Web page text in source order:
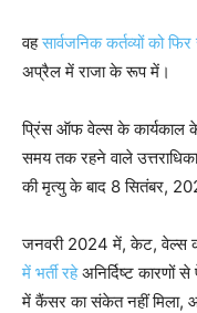
वहसार्वजनिक कर्तव्यों को
अप्रैल में राजा के रूप में।
प्रिंस ऑफ वेल्स के कार्यकाल
समय तक रहने वाले
की मृत्यु के बाद 8 सितंबर,
जनवरी 2024 में, केट, वेल्स
में भर्ती रहेअनिर्दिष्ट कारणों से
में कैंसर का संकेत नहीं मिला,